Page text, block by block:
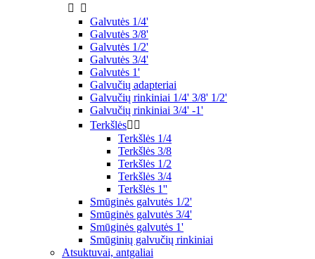


Galvutės 1/4'
Galvutės 3/8'
Galvutės 1/2'
Galvutės 3/4'
Galvutės 1'
Galvučių adapteriai
Galvučių rinkiniai 1/4' 3/8' 1/2'
Galvučių rinkiniai 3/4' -1'
Terkšlės 
Terkšlės 1/4
Terkšlės 3/8
Terkšlės 1/2
Terkšlės 3/4
Terkšlės 1''
Smūginės galvutės 1/2'
Smūginės galvutės 3/4'
Smūginės galvutės 1'
Smūginių galvučių rinkiniai
Atsuktuvai, antgaliai